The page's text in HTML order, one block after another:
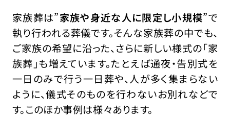
家族葬は”家族や身近な人に限定し小規模”で
執り行われる葬儀です。そんな家族葬の中でも、
ご家族の希望に沿った、さらに新しい様式の「家
族葬」も増えています。たとえば通夜・告別式を
一日のみで行う一日葬や、人が多く集まらない
ように、儀式そのものを行わないお別れなどで
す。このほか事例は様々あります。